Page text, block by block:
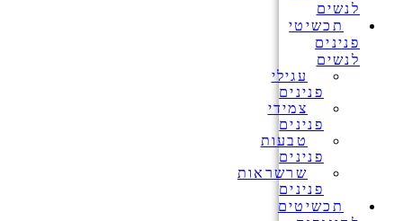
לנשים
תכשיטי
פנינים
לנשים
עגילי
פנינים
צמידי
פנינים
טבעות
פנינים
שרשראות
פנינים
תכשיטים